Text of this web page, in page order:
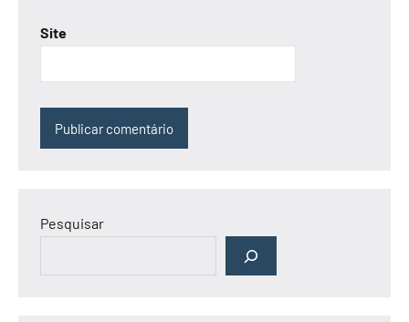
Site
Pesquisar